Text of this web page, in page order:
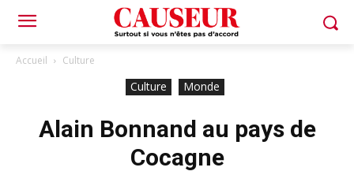
Accueil Culture
Culture Monde
Alain Bonnand au pays de
Cocagne